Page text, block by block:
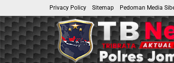
Privacy Policy Sitemap Pedoman Media